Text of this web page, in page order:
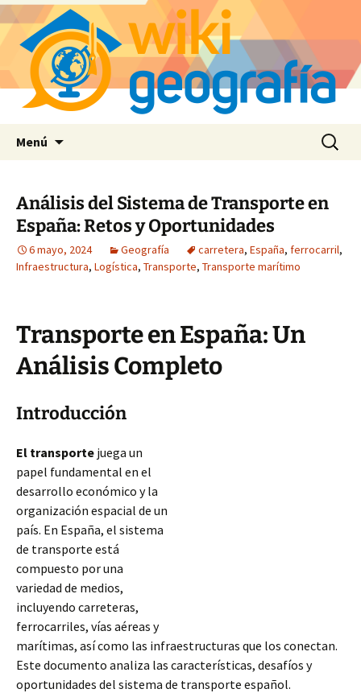
Menú Buscar:
Análisis del Sistema de Transporte en
España: Retos y Oportunidades
6 mayo, 2024 Geografía carretera, España, ferrocarril,
Infraestructura, Logística, Transporte, Transporte marítimo
Transporte en España: Un
Análisis Completo
Introducción
El transporte juega un
papel fundamental en el
desarrollo económico y la
organización espacial de un
país. En España, el sistema
de transporte está
compuesto por una
variedad de medios,
incluyendo carreteras,
ferrocarriles, vías aéreas y
marítimas, así como las infraestructuras que los conectan.
Este documento analiza las características, desafíos y
oportunidades del sistema de transporte español.